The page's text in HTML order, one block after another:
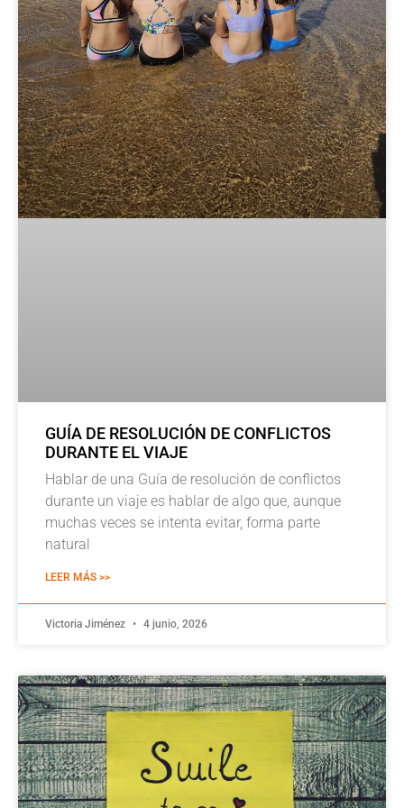
GUÍA DE RESOLUCIÓN DE CONFLICTOS
DURANTE EL VIAJE
Hablar de una Guía de resolución de conflictos
durante un viaje es hablar de algo que, aunque
muchas veces se intenta evitar, forma parte
natural
LEER MÁS >>
Victoria Jiménez 4 junio, 2026